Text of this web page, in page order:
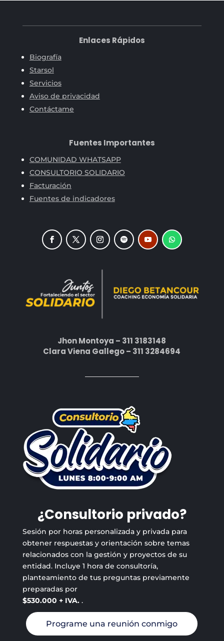
Enlaces Rápidos
Biografía
Starsol
Servicios
Aviso de privacidad
Contáctame
Fuentes Importantes
COMUNIDAD WHATSAPP
CONSULTORIO SOLIDARIO
Facturación
Fuentes de indicadores
Jhon Montoya – 311 3183148
Clara Viena Gallego – 311 3284694
¿Consultorio privado?
Sesión por horas personalizada y privada para
obtener respuestas y orientación sobre temas
relacionados con la gestión y proyectos de su
entidad. Incluye 1 hora de consultoría,
planteamiento de tus preguntas previamente
preparadas por
$530.000 + IVA. .
Programe una reunión conmigo